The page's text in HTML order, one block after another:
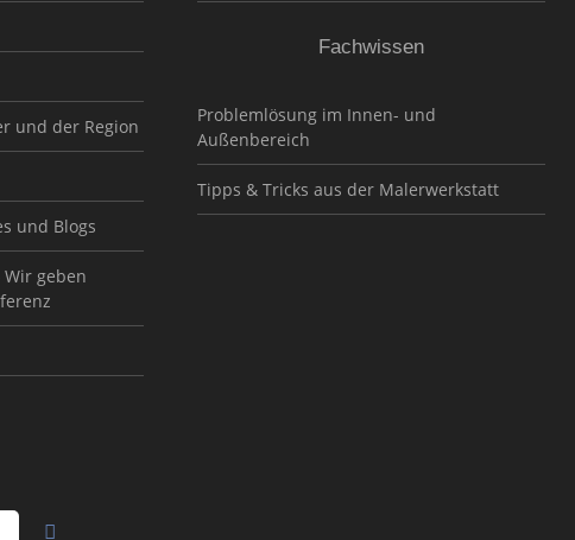
und der Region
und Blogs
geben
Fachwissen
Problemlösung im Innen- und
Außenbereich
Tipps & Tricks aus der Malerwerkstatt